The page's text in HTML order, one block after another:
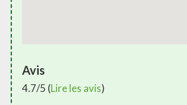
Avis
4.7/5 (Lire les avis)